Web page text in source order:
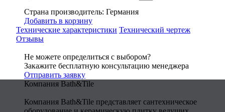
Страна производитель: Германия
Добавить в корзину
Технические характеристики Технический чертеж
Отзывы
Не можете определиться с выбором?
Закажите бесплатную консультацию менеджера
Отправить заявку
Компания Bath&Tile
Компания Bath&Tile представляет сантехническое